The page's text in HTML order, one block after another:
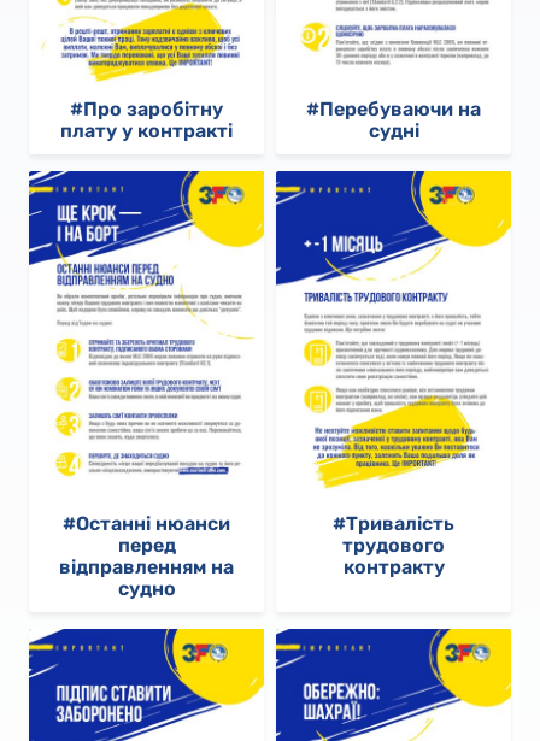
#Про заробітну
плату у контракті
#Перебуваючи на
судні
#Останні нюанси
перед
відправленням на
судно
#Тривалість
трудового
контракту